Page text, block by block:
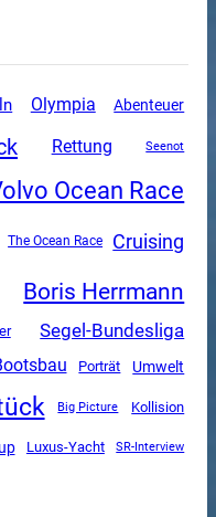
Olympia Abenteuer
Rettung Seenot
Ocean Race
The Ocean Race Cruising
Boris Herrmann
Segel-Bundesliga
Porträt Umwelt
Big Picture Kollision
Luxus-Yacht
SR-Interview